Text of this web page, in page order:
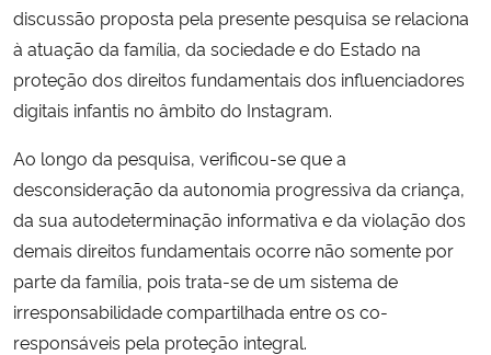
Gabinete de Segurança Institucional
Advocacia-Geral da União
discussão proposta pela presente pesquisa se relaciona
à atuação da família, da sociedade e do Estado na
proteção dos direitos fundamentais dos influenciadores
digitais infantis no âmbito do Instagram.
Ao longo da pesquisa, verificou-se que a
desconsideração da autonomia progressiva da criança,
da sua autodeterminação informativa e da violação dos
demais direitos fundamentais ocorre não somente por
parte da família, pois trata-se de um sistema de
irresponsabilidade compartilhada entre os co-
responsáveis pela proteção integral.